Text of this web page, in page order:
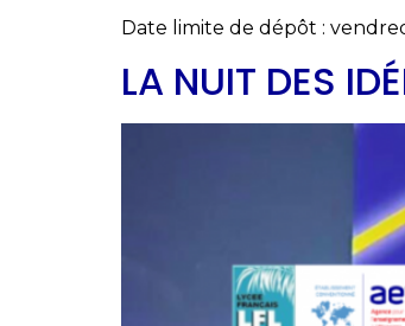
Date limite de dépôt :
LA NUIT DES